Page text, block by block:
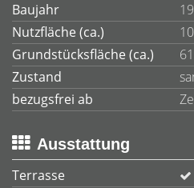
Baujahr
Nutzfläche (ca.)
Grundstücksfläche (ca.)
Zustand
bezugsfrei ab
Ausstattung
Terrasse